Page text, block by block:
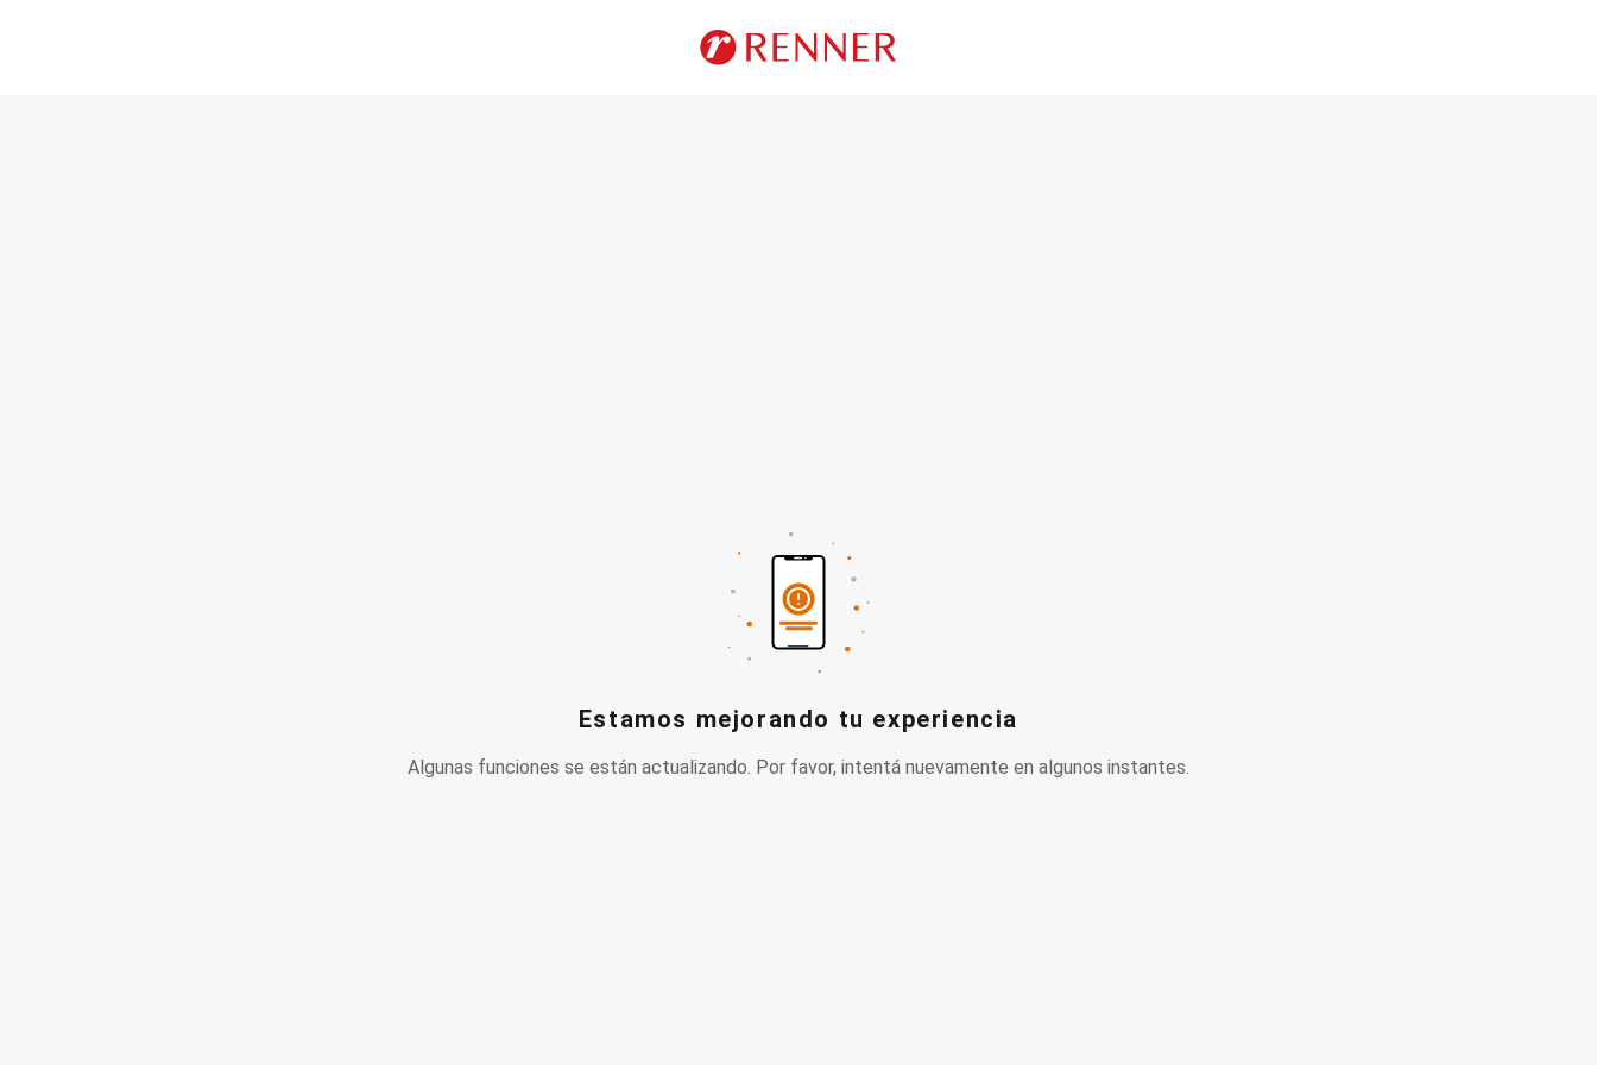
Estamos mejorando tu experiencia
Algunas funciones se están actualizando. Por favor, intentá nuevamente en algunos instantes.